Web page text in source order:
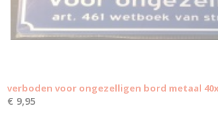
verboden voor ongezelligen bord metaal
€ 9,95